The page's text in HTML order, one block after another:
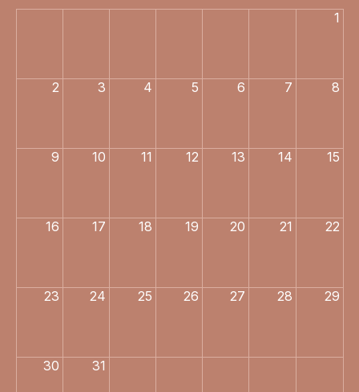
1
2 3 4 5 6 7 8
9 10 11 12 13 14 15
16 17 18 19 20 21 22
23 24 25 26 27 28 29
30 31